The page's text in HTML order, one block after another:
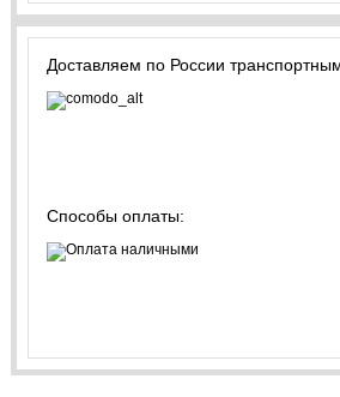
Доставляем по России
Способы оплаты: